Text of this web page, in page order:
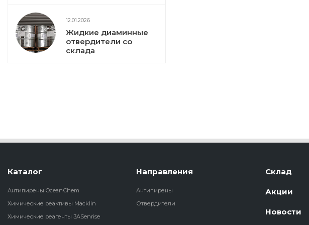
12.01.2026
Жидкие диаминные
отвердители со
склада
Каталог
Антипирены OceanСhem
Химические реактивы Macklin
Химические реагенты 3ASenrise
Направления
Антипирены
Отвердители
Склад
Акции
Новости